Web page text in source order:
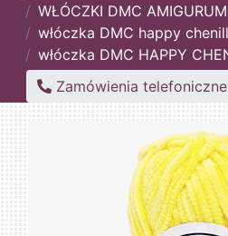
WŁÓCZKI DMC
włóczka DMC happy
włóczka DMC HAPPY
Zamówienia